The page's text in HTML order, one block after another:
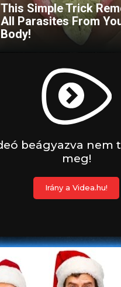
This Simple Trick
All Parasites From
Body!